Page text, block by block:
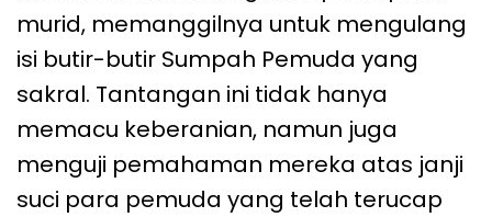
murid, memanggilnya untuk mengulang
isi butir-butir Sumpah Pemuda yang
sakral. Tantangan ini tidak hanya
memacu keberanian, namun juga
menguji pemahaman mereka atas janji
suci para pemuda yang telah terucap